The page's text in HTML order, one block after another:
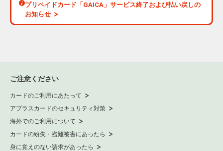
プリペイドカード「GAICA」サービス終了および払い戻しの
お知らせ
ご注意ください
カードのご利用にあたって
アプラスカードのセキュリティ対策
海外でのご利用について
カードの紛失・盗難被害にあったら
身に覚えのない請求があったら